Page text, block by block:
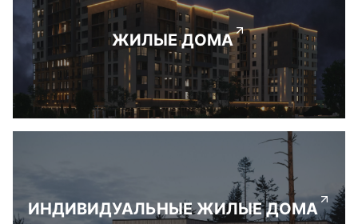
ЖИЛЫЕ ДОМА
ИНДИВИДУАЛЬНЫЕ ЖИЛЫЕ ДОМА